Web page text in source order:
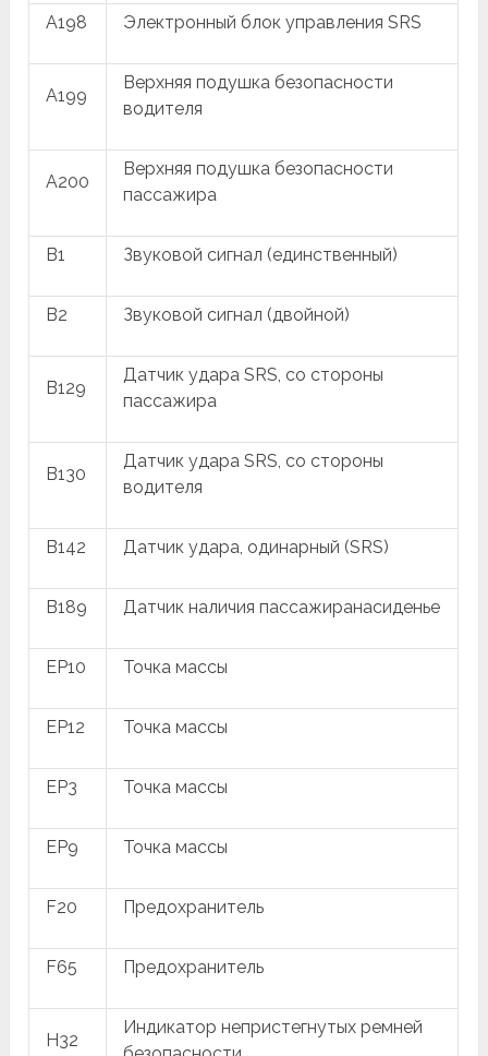
A198 Электронный блок управления SRS
A199
Верхняя подушка безопасности
водителя
A200
Верхняя подушка безопасности
пассажира
B1 Звуковой сигнал (единственный)
B2 Звуковой сигнал (двойной)
B129
Датчик удара SRS, со стороны
пассажира
B130
Датчик удара SRS, со стороны
водителя
B142 Датчик удара, одинарный (SRS)
B189 Датчик наличия пассажиранасиденье
EP10 Точка массы
EP12 Точка массы
EP3 Точка массы
EP9 Точка массы
F20 Предохранитель
F65 Предохранитель
H32
Индикатор непристегнутых ремней